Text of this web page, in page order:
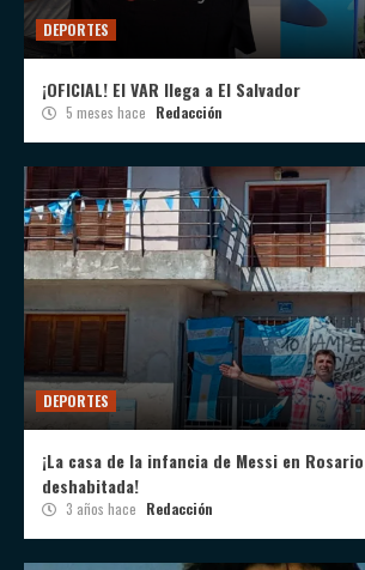
DEPORTES
¡OFICIAL! El VAR llega a El Salvador
5 meses hace Redacción
DEPORTES
¡La casa de la infancia de Messi en
deshabitada!
3 años hace Redacción